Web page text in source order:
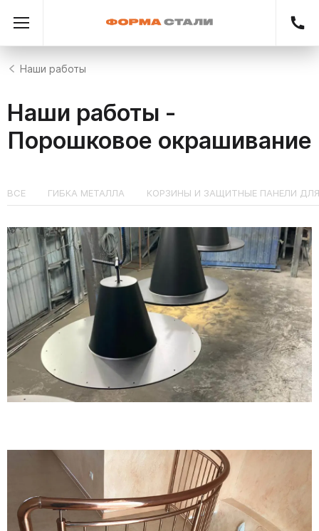
Наши работы
Наши работы -
Порошковое окрашивание
ВСЕ ГИБКА МЕТАЛЛА КОРЗИНЫ И ЗАЩИТНЫЕ ПАНЕЛИ